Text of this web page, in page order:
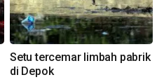
Setu tercemar limbah pabrik
di Depok